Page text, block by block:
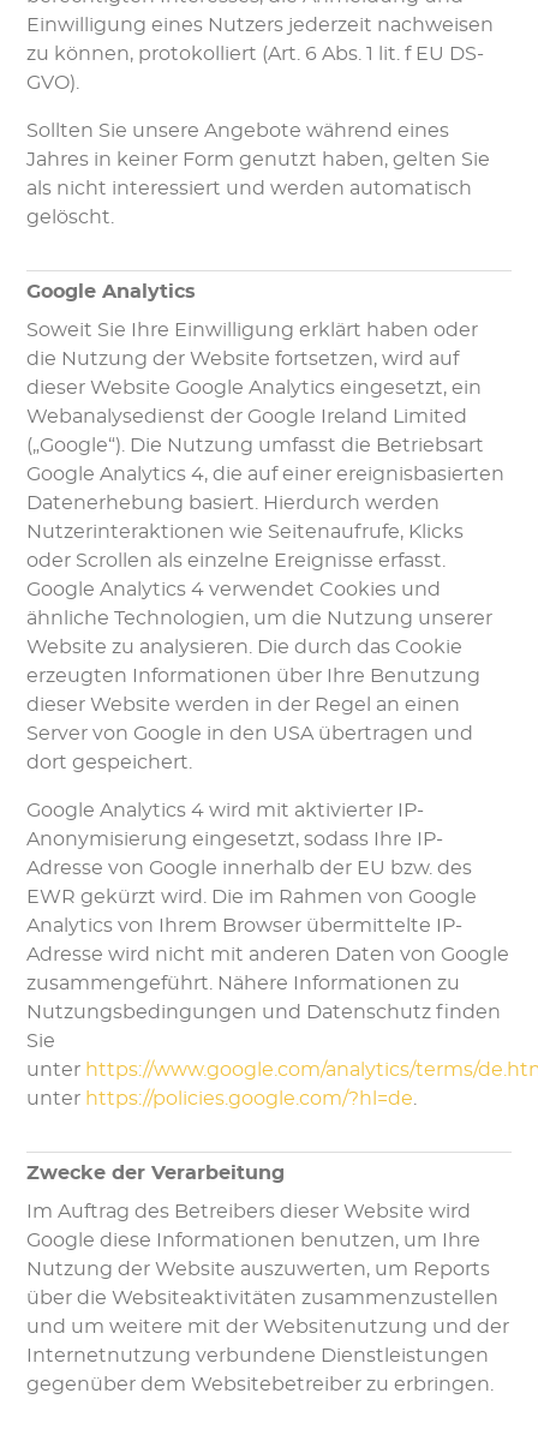
Einwilligung eines Nutzers jederzeit nachweisen
zu können, protokolliert (Art. 6 Abs. 1 lit. f EU DS-
GVO).
Sollten Sie unsere Angebote während eines
Jahres in keiner Form genutzt haben, gelten Sie
als nicht interessiert und werden automatisch
gelöscht.
Google Analytics
Soweit Sie Ihre Einwilligung erklärt haben oder
die Nutzung der Website fortsetzen, wird auf
dieser Website Google Analytics eingesetzt, ein
Webanalysedienst der Google Ireland Limited
(„Google“). Die Nutzung umfasst die Betriebsart
Google Analytics 4, die auf einer ereignisbasierten
Datenerhebung basiert. Hierdurch werden
Nutzerinteraktionen wie Seitenaufrufe, Klicks
oder Scrollen als einzelne Ereignisse erfasst.
Google Analytics 4 verwendet Cookies und
ähnliche Technologien, um die Nutzung unserer
Website zu analysieren. Die durch das Cookie
erzeugten Informationen über Ihre Benutzung
dieser Website werden in der Regel an einen
Server von Google in den USA übertragen und
dort gespeichert.
Google Analytics 4 wird mit aktivierter IP-
Anonymisierung eingesetzt, sodass Ihre IP-
Adresse von Google innerhalb der EU bzw. des
EWR gekürzt wird. Die im Rahmen von Google
Analytics von Ihrem Browser übermittelte IP-
Adresse wird nicht mit anderen Daten von Google
zusammengeführt. Nähere Informationen zu
Nutzungsbedingungen und Datenschutz finden
Sie
unter https://www.google.com/analytics/terms/
unter https://policies.google.com/?hl=de
Zwecke der Verarbeitung
Im Auftrag des Betreibers dieser Website wird
Google diese Informationen benutzen, um Ihre
Nutzung der Website auszuwerten, um Reports
über die Websiteaktivitäten zusammenzustellen
und um weitere mit der Websitenutzung und der
Internetnutzung verbundene Dienstleistungen
gegenüber dem Websitebetreiber zu erbringen.